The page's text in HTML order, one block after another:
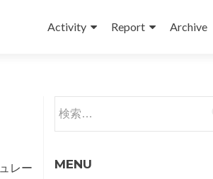
Activity
Report Archive
レー
検索:
MENU